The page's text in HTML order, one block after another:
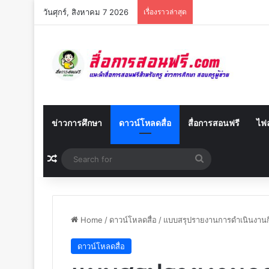
วันศุกร์, สิงหาคม 7 2026 เรื่องราวล่าสุด
ข่าวการศึกษา ดาวน์โหลดสื่อ สื่อการสอนฟรี ไฟ
Random Article
for
Home / ดาวน์โหลดสื่อ / แบบสรุปรายงานการดำเนินงา
ดาวน์โหลดสื่อ